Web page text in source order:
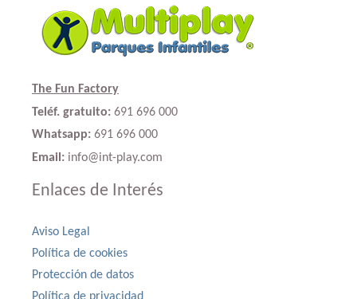
The Fun Factory
Teléf. gratuito: 691 696 000
Whatsapp: 691 696 000
Email: info@int-play.com
Enlaces de Interés
Aviso Legal
Política de cookies
Protección de datos